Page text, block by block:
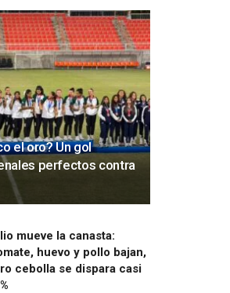
el oro? Un gol
perfectos contra
mueve la canasta:
huevo y pollo bajan,
cebolla se dispara casi